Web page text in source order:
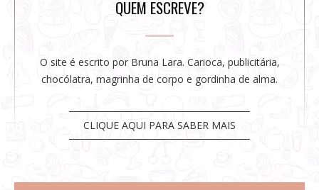
QUEM ESCREVE?
O site é escrito por Bruna Lara. Carioca, publicitária,
chocólatra, magrinha de corpo e gordinha de alma.
CLIQUE AQUI PARA SABER MAIS